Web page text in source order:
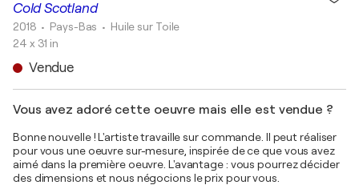
Cold Scotland
2018 • Pays-Bas • Huile sur Toile
24 x 31 in
Vendue
Vous avez adoré cette oeuvre mais elle est vendue ?
Bonne nouvelle ! L'artiste travaille sur commande. Il peut réaliser
pour vous une oeuvre sur-mesure, inspirée de ce que vous avez
aimé dans la première oeuvre. L'avantage : vous pourrez décider
des dimensions et nous négocions le prix pour vous.